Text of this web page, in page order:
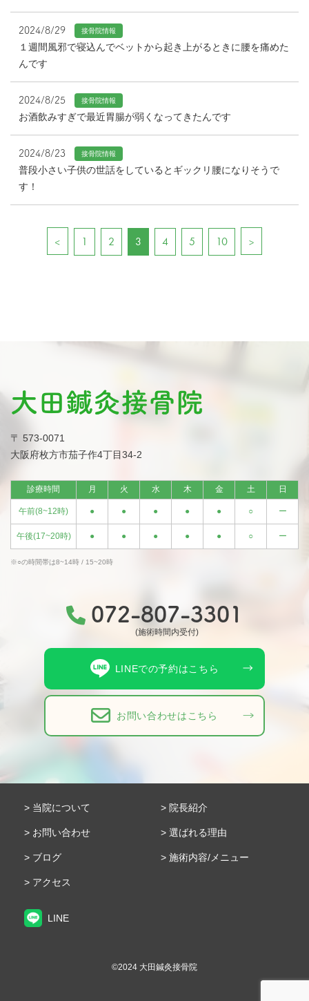
2024/8/29 接骨院情報
１週間風邪で寝込んでベットから起き上がるときに腰を痛めた
んです
2024/8/25 接骨院情報
お酒飲みすぎで最近胃腸が弱くなってきたんです
2024/8/23 接骨院情報
普段小さい子供の世話をしているとギックリ腰になりそうで
す！
< 1 2 3 4 5 10 >
〒 573-0071
大阪府枚方市茄子作4丁目34-2
診療時間 月 火 水 木 金 土 日
午前(8~12時) ● ● ● ● ● ○ ー
午後(17~20時) ● ● ● ● ● ○ ー
※○の時間帯は8~14時 / 15~20時
072-807-3301
(施術時間内受付)
LINEでの予約はこちら
お問い合わせはこちら
当院について 院長紹介
お問い合わせ 選ばれる理由
ブログ 施術内容/メニュー
アクセス
LINE
©︎2024 大田鍼灸接骨院